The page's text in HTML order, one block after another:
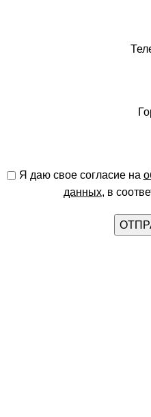
Я даю свое согласие на
данных, в